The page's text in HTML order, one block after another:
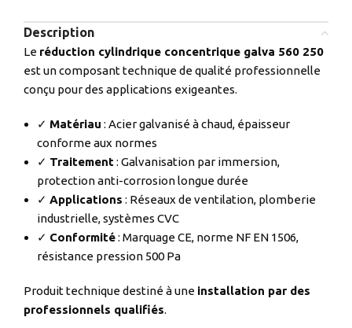
Description
Le réduction cylindrique concentrique galva 560 250
est un composant technique de qualité professionnelle
conçu pour des applications exigeantes.
✓ Matériau : Acier galvanisé à chaud, épaisseur
conforme aux normes
✓ Traitement: Galvanisation par immersion,
protection anti-corrosion longue durée
✓ Applications : Réseaux de ventilation, plomberie
industrielle, systèmes CVC
✓ Conformité: Marquage CE, norme NF EN 1506,
résistance pression 500 Pa
Produit technique destiné à une installation par des
professionnels qualifiés.